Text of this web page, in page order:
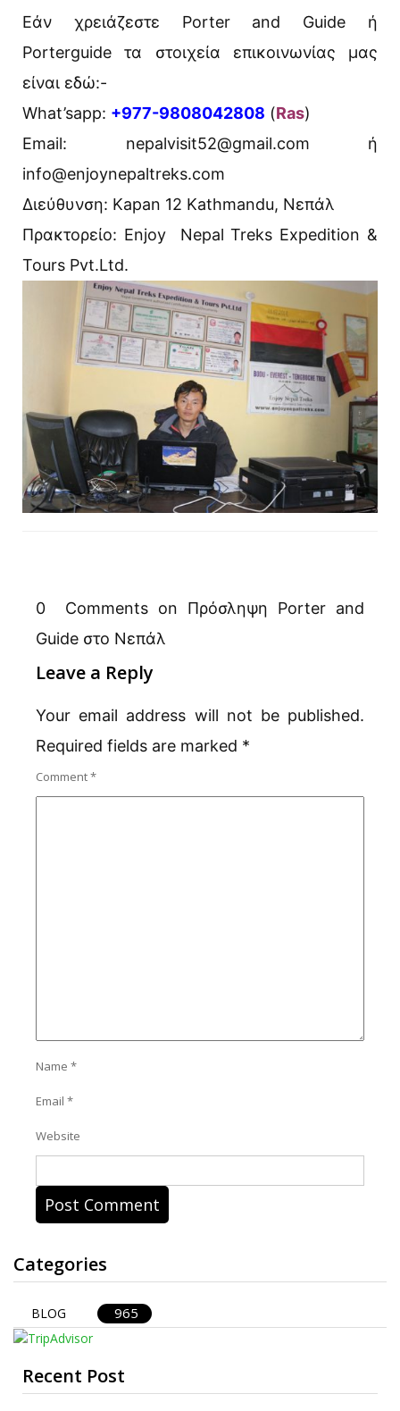
Εάν χρειάζεστε Porter and Guide ή
Porterguide τα στοιχεία επικοινωνίας μας
είναι εδώ:-
What’sapp: +977-9808042808 (Ras)
Email: nepalvisit52@gmail.com ή
info@enjoynepaltreks.com
Διεύθυνση: Kapan 12 Kathmandu, Νεπάλ
Πρακτορείο: Enjoy Nepal Treks Expedition &
Tours Pvt.Ltd.
0 Comments on Πρόσληψη Porter and
Guide στο Νεπάλ
Leave a Reply
Your email address will not be published.
Required fields are marked *
Comment*
Name *
Email *
Website
Categories
BLOG 965
Recent Post